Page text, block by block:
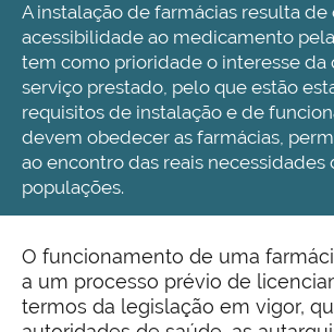
A instalação de farmácias resulta
acessibilidade ao medicamento
tem como prioridade o interesse da
serviço prestado, pelo que estão
requisitos de instalação e de
devem obedecer as farmácias,
ao encontro das reais necessidades
populações.
O funcionamento de uma
a um processo prévio de
termos da legislação em vigor,